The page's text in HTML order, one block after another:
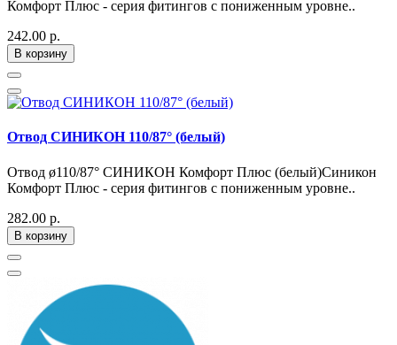
Комфорт Плюс - серия фитингов с пониженным уровне..
242.00 р.
В корзину
Отвод СИНИКОН 110/87° (белый)
Отвод ø110/87° СИНИКОН Комфорт Плюс (белый)Синикон
Комфорт Плюс - серия фитингов с пониженным уровне..
282.00 р.
В корзину